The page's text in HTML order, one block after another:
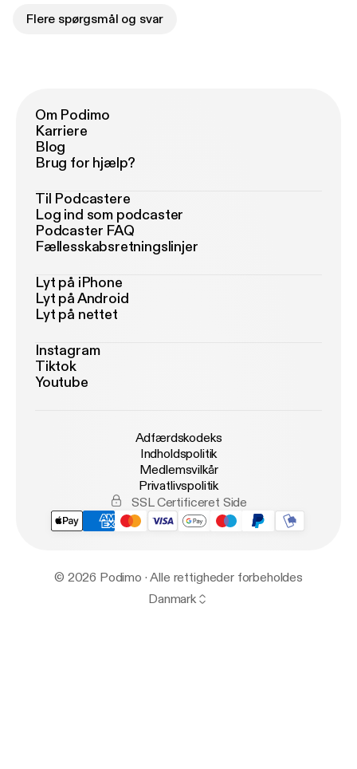
Flere spørgsmål og svar
Om Podimo
Karriere
Blog
Brug for hjælp?
Til Podcastere
Log ind som podcaster
Podcaster FAQ
Fællesskabsretningslinjer
Lyt på iPhone
Lyt på Android
Lyt på nettet
Instagram
Tiktok
Youtube
Adfærdskodeks
Indholdspolitik
Medlemsvilkår
Privatlivspolitik
SSL Certificeret Side
© 2026 Podimo · Alle rettigheder forbeholdes
Danmark